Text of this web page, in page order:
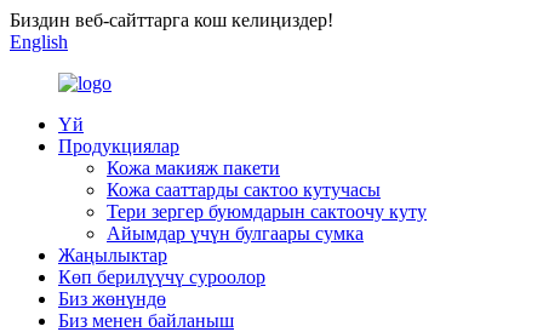
Биздин веб-сайттарга кош келиңиздер!
English
Үй
Продукциялар
Кожа макияж пакети
Кожа сааттарды сактоо кутучасы
Тери зергер буюмдарын сактоочу куту
Айымдар үчүн булгаары сумка
Жаңылыктар
Көп берилүүчү суроолор
Биз жөнүндө
Биз менен байланыш